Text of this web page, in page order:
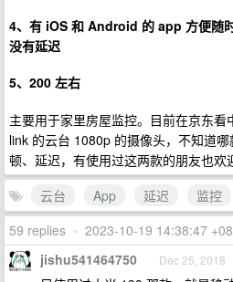
4、有 iOS 和 Android 的 app 方便随
没有延迟
5、200 左右
主要用于家里房屋监控。目前在京东
link 的云台 1080p 的摄像头，不知道
顿、延迟，有使用过这两款的朋友也欢
云台
App 延迟
监控
59 replies • 2023-10-19 14:38:47
jishu541464750 Dec 25, 2018